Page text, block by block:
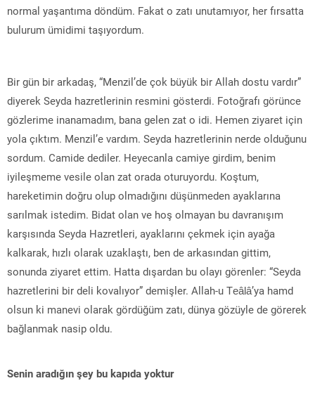
normal yaşantıma döndüm. Fakat o zatı unutamıyor, her fırsatta
bulurum ümidimi taşıyordum.
Bir gün bir arkadaş, “Menzil’de çok büyük bir Allah dostu vardır”
diyerek Seyda hazretlerinin resmini gösterdi. Fotoğrafı görünce
gözlerime inanamadım, bana gelen zat o idi. Hemen ziyaret için
yola çıktım. Menzil’e vardım. Seyda hazretlerinin nerde olduğunu
sordum. Camide dediler. Heyecanla camiye girdim, benim
iyileşmeme vesile olan zat orada oturuyordu. Koştum,
hareketimin doğru olup olmadığını düşünmeden ayaklarına
sarılmak istedim. Bidat olan ve hoş olmayan bu davranışım
karşısında Seyda Hazretleri, ayaklarını çekmek için ayağa
kalkarak, hızlı olarak uzaklaştı, ben de arkasından gittim,
sonunda ziyaret ettim. Hatta dışardan bu olayı görenler: “Seyda
hazretlerini bir deli kovalıyor” demişler. Allah-u Teâlâ’ya hamd
olsun ki manevi olarak gördüğüm zatı, dünya gözüyle de görerek
bağlanmak nasip oldu.
Senin aradığın şey bu kapıda yoktur